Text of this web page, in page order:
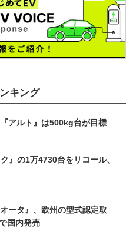
キング
アルト』は500kg台が目標
』の1万4730台をリコール、
ータ』、欧州の型式認定取
国内発売